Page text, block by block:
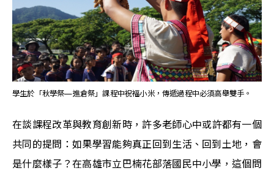
學生於「秋學祭—進倉祭」課程中祝福小米，傳遞過程中必須高舉雙手。
在談課程改革與教育創新時，許多老師心中或許都有一個
共同的提問：如果學習能夠真正回到生活、回到土地，會
是什麼樣子？在高雄市立巴楠花部落國民中小學，這個問